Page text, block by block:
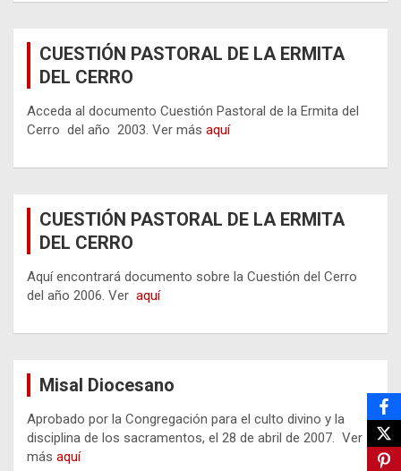
CUESTIÓN PASTORAL DE LA ERMITA
DEL CERRO
Acceda al documento Cuestión Pastoral de la Ermita del
Cerro del año 2003. Ver más aquí
CUESTIÓN PASTORAL DE LA ERMITA
DEL CERRO
Aquí encontrará documento sobre la Cuestión del Cerro
del año 2006. Ver aquí
Misal Diocesano
Aprobado por la Congregación para el culto divino y la
disciplina de los sacramentos, el 28 de abril de 2007. Ver
más aquí